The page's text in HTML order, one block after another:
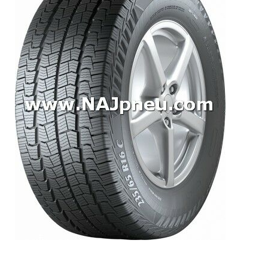
SUV/crossover + OFFRoad-ové
Dodávkové + malé úžitkové
Celoročné pneumatiky
Osobné/crossover + malé úžitkové
SUV/crossover + OFFRoad-ové
Dodávkové + malé úžitkové
Disky
Hliníkové / ALU disky / Elektróny